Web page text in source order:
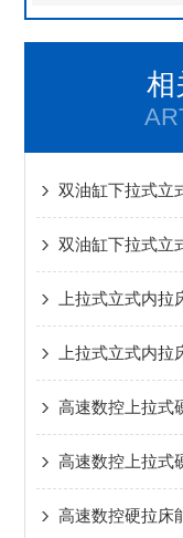
相
上拉式立式内